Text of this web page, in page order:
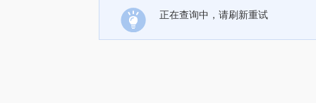
正在查询中，请刷新重试